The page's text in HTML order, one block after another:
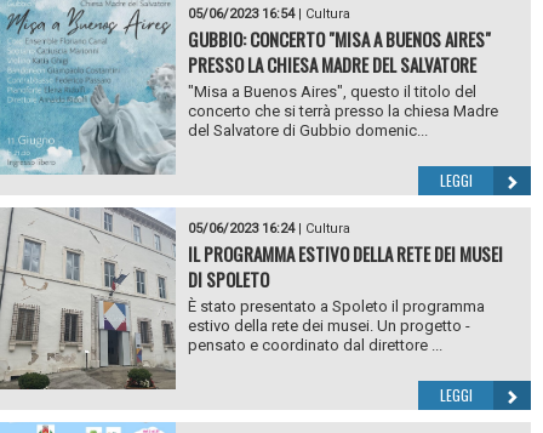
05/06/2023 16:54| Cultura
GUBBIO: CONCERTO "MISA A BUENOS AIRES"
PRESSO LA CHIESA MADRE DEL SALVATORE
"Misa a Buenos Aires", questo il titolo del
concerto che si terrà presso la chiesa Madre
del Salvatore di Gubbio domenic...
LEGGI
05/06/2023 16:24| Cultura
IL PROGRAMMA ESTIVO DELLA RETE DEI MUSEI
DI SPOLETO
È stato presentato a Spoleto il programma
estivo della rete dei musei. Un progetto -
pensato e coordinato dal direttore ...
LEGGI